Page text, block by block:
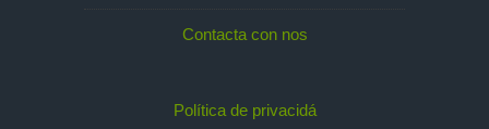
Contacta con nos
Política de privacidá